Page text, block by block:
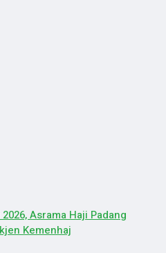
Asrama Haji Padang
Kemenhaj